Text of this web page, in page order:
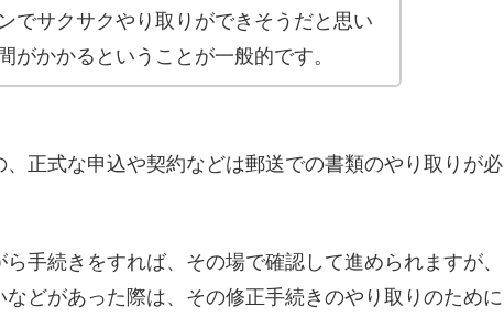
でサクサクやり取りができそうだと思い
がかかるということが一般的です。
正式な申込や契約などは郵送での書類のやり取りが必
手続きをすれば、その場で確認して進められますが、
どがあった際は、その修正手続きのやり取りのために